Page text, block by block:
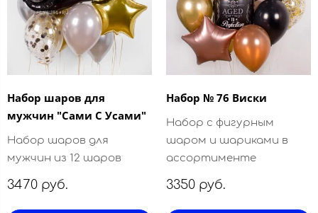
Набор шаров для
мужчин "Сами С Усами"
Набор шаров для
мужчин из 12 шаров
3470 руб.
Набор № 76 Виски
Набор с фигурным
шаром и шариками в
ассортименте
3350 руб.